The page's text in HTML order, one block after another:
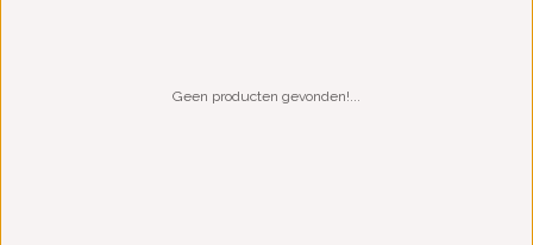
Geen producten gevonden!...